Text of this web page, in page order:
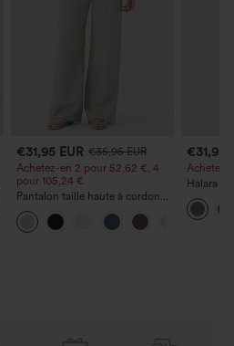
€31,95 EUR €35,95 EUR
Achetez-en 2 pour 52,62 €, 4
pour 105,24 €
Pantalon taille haute à cordon
avec poches, jambe large et
coupe ample, style décontracté,
effet lin
€31,95
Achetez-
Halara
taille
arrière et